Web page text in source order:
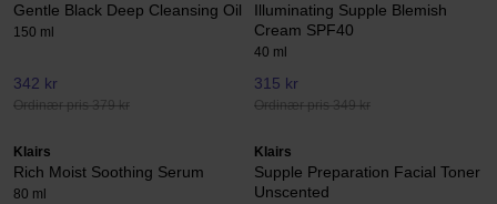
Gentle Black Deep Cleansing Oil
150 ml
342 kr
Ordinær pris 379 kr
Illuminating Supple Blemish
Cream SPF40
40 ml
315 kr
Ordinær pris 349 kr
Klairs
Rich Moist Soothing Serum
80 ml
Klairs
Supple Preparation Facial Toner
Unscented